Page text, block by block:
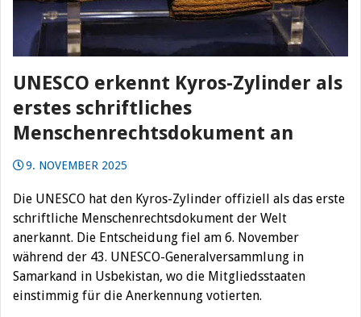
UNESCO erkennt Kyros-Zylinder als
erstes schriftliches
Menschenrechtsdokument an
9. NOVEMBER 2025
Die UNESCO hat den Kyros-Zylinder offiziell als das erste
schriftliche Menschenrechtsdokument der Welt
anerkannt. Die Entscheidung fiel am 6. November
während der 43. UNESCO-Generalversammlung in
Samarkand in Usbekistan, wo die Mitgliedsstaaten
einstimmig für die Anerkennung votierten.